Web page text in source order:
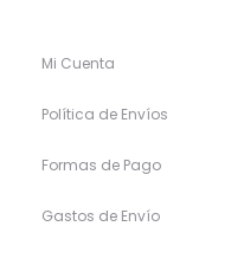
Mi Cuenta
Política de Envíos
Formas de Pago
Gastos de Envío